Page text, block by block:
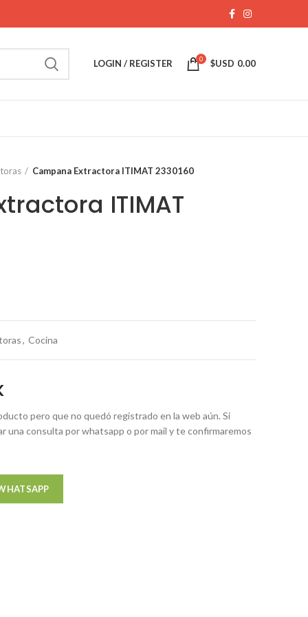
LOGIN / REGISTER 0 $USD 0.00
Campana Extractora ITIMAT 2330160
ITIMAT
, Cocina
pero que no quedó registrado en la web aún. Si
una consulta por whatsapp o por mail y te confirmaremos